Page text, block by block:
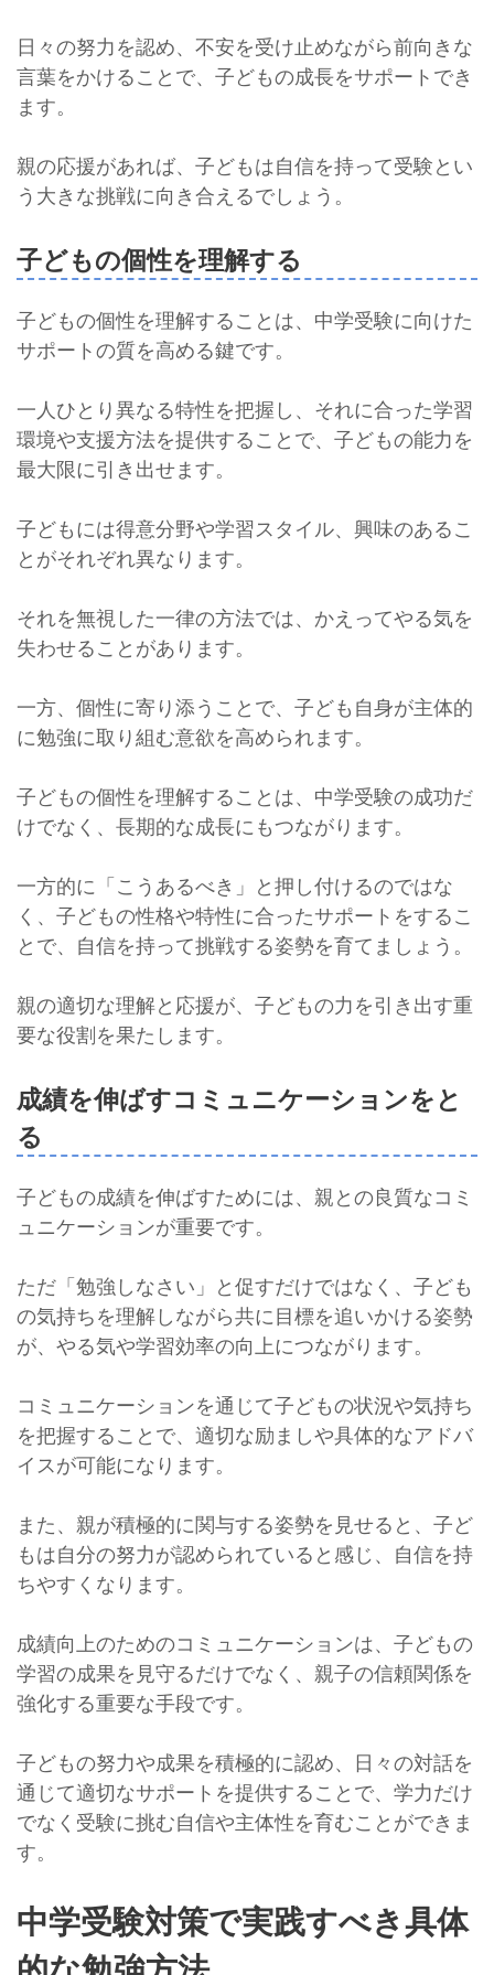
日々の努力を認め、不安を受け止めながら前向きな
言葉をかけることで、子どもの成長をサポートでき
ます。
親の応援があれば、子どもは自信を持って受験とい
う大きな挑戦に向き合えるでしょう。
子どもの個性を理解する
子どもの個性を理解することは、中学受験に向けた
サポートの質を高める鍵です。
一人ひとり異なる特性を把握し、それに合った学習
環境や支援方法を提供することで、子どもの能力を
最大限に引き出せます。
子どもには得意分野や学習スタイル、興味のあるこ
とがそれぞれ異なります。
それを無視した一律の方法では、かえってやる気を
失わせることがあります。
一方、個性に寄り添うことで、子ども自身が主体的
に勉強に取り組む意欲を高められます。
子どもの個性を理解することは、中学受験の成功だ
けでなく、長期的な成長にもつながります。
一方的に「こうあるべき」と押し付けるのではな
く、子どもの性格や特性に合ったサポートをするこ
とで、自信を持って挑戦する姿勢を育てましょう。
親の適切な理解と応援が、子どもの力を引き出す重
要な役割を果たします。
成績を伸ばすコミュニケーションをと
る
子どもの成績を伸ばすためには、親との良質なコミ
ュニケーションが重要です。
ただ「勉強しなさい」と促すだけではなく、子ども
の気持ちを理解しながら共に目標を追いかける姿勢
が、やる気や学習効率の向上につながります。
コミュニケーションを通じて子どもの状況や気持ち
を把握することで、適切な励ましや具体的なアドバ
イスが可能になります。
また、親が積極的に関与する姿勢を見せると、子ど
もは自分の努力が認められていると感じ、自信を持
ちやすくなります。
成績向上のためのコミュニケーションは、子どもの
学習の成果を見守るだけでなく、親子の信頼関係を
強化する重要な手段です。
子どもの努力や成果を積極的に認め、日々の対話を
通じて適切なサポートを提供することで、学力だけ
でなく受験に挑む自信や主体性を育むことができま
す。
中学受験対策で実践すべき具体